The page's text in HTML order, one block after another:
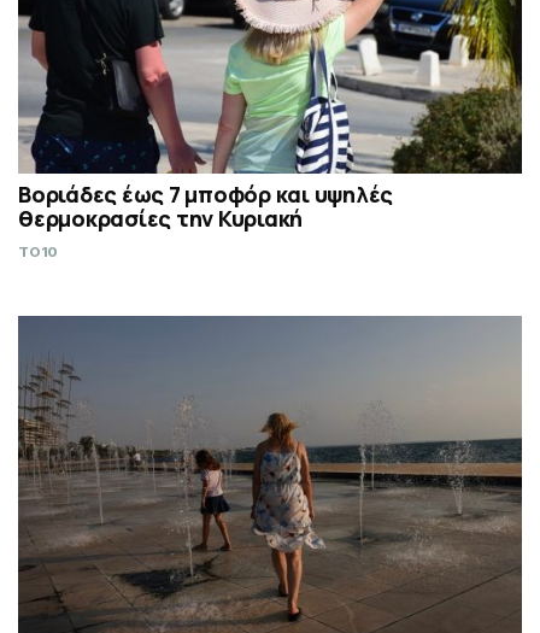
Βοριάδες έως 7 μποφόρ και υψηλές
θερμοκρασίες την Κυριακή
TO10